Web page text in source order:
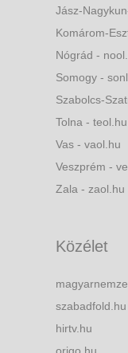
Jász-
Komárom-
Nógrád -
Somogy -
Szabolcs-
Tolna - teol.hu
Vas - vaol.hu
Veszprém -
Zala - zaol.hu
Közélet
szabadfold.hu
hirtv.hu